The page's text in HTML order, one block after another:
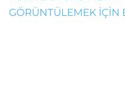
GÖRÜNTÜLEMEK İÇİN